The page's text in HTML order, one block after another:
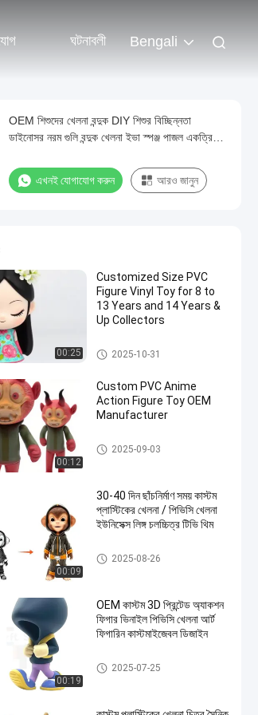
ঘটনাবলী Bengali
OEM শিশুদের খেলনা বন্দুক DIY শিশুর বিচ্ছিন্নতা
ডাইনোসর নরম গুলি বন্দুক খেলনা ইভা স্পঞ্জ পাজল একত্রিত
এখনই যোগাযোগ করুন আরও জানুন
00:25
Customized Size PVC
Figure Vinyl Toy for 8 to
13 Years and 14 Years &
Up Collectors
কাস্টম প্লাস্টিকের খেলনা/পিভিসি খেলনা
2025-10-31
00:12
Custom PVC Anime
Action Figure Toy OEM
Manufacturer
কাস্টম প্লাস্টিকের খেলনা/পিভিসি খেলনা
2025-09-03
00:09
30-40 দিন ছাঁচনির্মাণ সময় কাস্টম
প্লাস্টিকের খেলনা / পিভিসি খেলনা
ইউনিসেক্স লিঙ্গ চলচ্চিত্র টিভি থিম
কাস্টম প্লাস্টিকের খেলনা/পিভিসি খেলনা
2025-08-26
00:19
OEM কাস্টম 3D প্রিন্টেড অ্যাকশন
ফিগার ভিনাইল পিভিসি খেলনা আর্ট
ফিগারিন কাস্টমাইজেবল ডিজাইন
কাস্টম প্লাস্টিকের খেলনা/পিভিসি খেলনা
2025-07-25